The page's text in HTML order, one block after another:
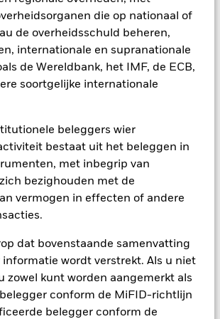
die op nationaal of
de overheidsschuld beheren,
internationale en supranationale
de Wereldbank, het IMF, de ECB,
soortgelijke internationale
beleggers wier
bestaat uit het beleggen in
met inbegrip van
bezighouden met de
vermogen in effecten of andere
dat bovenstaande samenvatting
wordt verstrekt. Als u niet
zowel kunt worden aangemerkt als
conform de MiFID-richtlijn
belegger conform de
te voldoen, is het spectrum van bedrijven
kan beleggen mogelijk minder
dat van de meeste andere fondsen.
hebben mogelijk te
belastingen,
dit fonds moeten meenemen als
volledige beleggingsstrategie.
met valutahedging van dit fonds
om valutarisico's af te dekken. Het
voor een aandelenklasse kan een
(ook bekend als spill-over) voor
in het fonds betekenen. De
van het fonds waarborgt dat er
voor andere aandelenklassen te
het uitklapvakje direct onder de naam van
lijst van alle aandelenklassen in het
met valutahedging worden
het woord 'Hedged' in de naam van de
is een volledige lijst van alle